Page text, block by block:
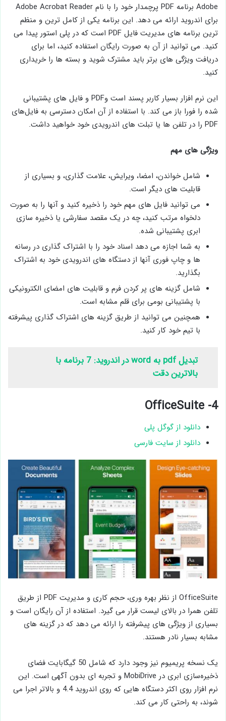
Adobe برنامه PDF پرچمدار خود را با نام Adobe Acrobat Reader
برای اندروید ارائه می دهد. این برنامه یکی از کامل ترین و منظم
ترین برنامه های مدیریت فایل PDF است که در پلی استور پیدا می
کنید. می توانید از آن به صورت رایگان استفاده کنید، اما برای
دریافت ویژگی های برتر باید مشترک شوید و بسته ها را خریداری
کنید.
این نرم افزار بسیار کاربر پسند است وPDF و فایل های پشتیبانی
شده را فورا باز می کند. با استفاده از آن امکان دسترسی به فایل‌های
PDF را در تلفن‌ ها یا تبلت‌ های اندرویدی خود خواهید داشت.
ویژگی های مهم
شامل خواندن، امضا، ویرایش، علامت گذاری، و بسیاری از
قابلیت های دیگر است.
می ‌توانید فایل ‌های مهم خود را ذخیره کنید و آنها را به ‌صورت
دلخواه مرتب کنید، چه در یک مقصد سفارشی یا ذخیره ‌سازی
ابری پشتیبانی ‌شده.
به شما اجازه می دهد اسناد خود را با اشتراک گذاری در رسانه
ها و چاپ فوری آنها از دستگاه های اندرویدی خود به اشتراک
بگذارید.
شامل گزینه های پر کردن فرم و قابلیت های امضای الکترونیکی
با پشتیبانی بومی برای قلم مشابه است.
همچنین می توانید از طریق گزینه های اشتراک گذاری پیشرفته
با تیم خود کار کنید.
تبدیل pdf به word در اندروید: 7 برنامه با
بالاترین دقت
4- OfficeSuite
دانلود از گوگل پلی
دانلود از سایت فارسی
OfficeSuite از نظر بهره وری، حجم کاری و مدیریت PDF از طریق
تلفن همرا در بالای لیست قرار می گیرد. استفاده از آن رایگان است و
بسیاری از ویژگی های پیشرفته را ارائه می دهد که در گزینه های
مشابه بسیار نادر هستند.
یک نسخه پریمیوم نیز وجود دارد که شامل 50 گیگابایت فضای
ذخیره‌سازی ابری در MobiDrive و تجربه ‌ای بدون آگهی است. این
نرم افزار روی اکثر دستگاه‌ هایی که روی اندروید 4.4 و بالاتر اجرا می
‌شوند، به‌ راحتی کار می‌ کند.